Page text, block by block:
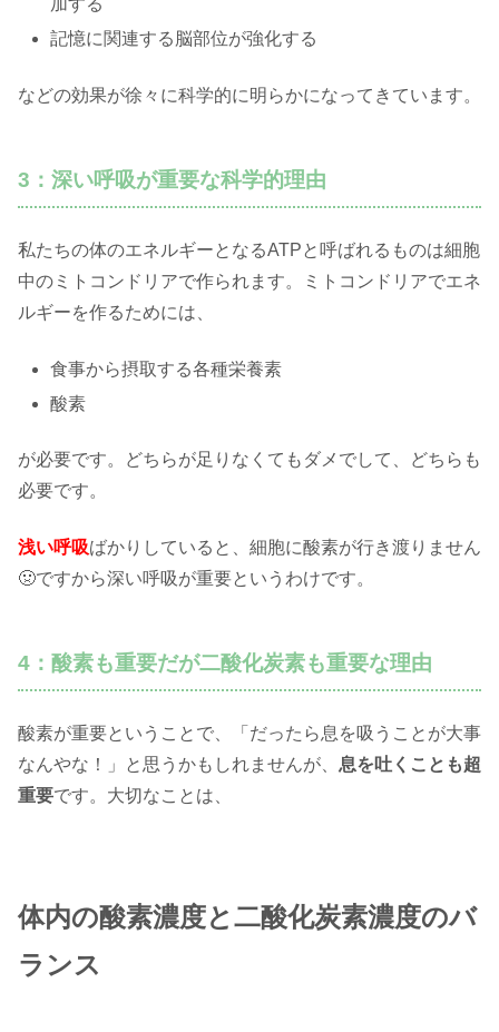
加する
記憶に関連する脳部位が強化する
などの効果が徐々に科学的に明らかになってきています。
3：深い呼吸が重要な科学的理由
私たちの体のエネルギーとなるATPと呼ばれるものは細胞
中のミトコンドリアで作られます。ミトコンドリアでエネ
ルギーを作るためには、
食事から摂取する各種栄養素
酸素
が必要です。どちらが足りなくてもダメでして、どちらも
必要です。
浅い呼吸ばかりしていると、細胞に酸素が行き渡りません
🤢ですから深い呼吸が重要というわけです。
4：酸素も重要だが二酸化炭素も重要な理由
酸素が重要ということで、「だったら息を吸うことが大事
なんやな！」と思うかもしれませんが、 息を吐くことも超
重要です。大切なことは、
体内の酸素濃度と二酸化炭素濃度のバ
ランス